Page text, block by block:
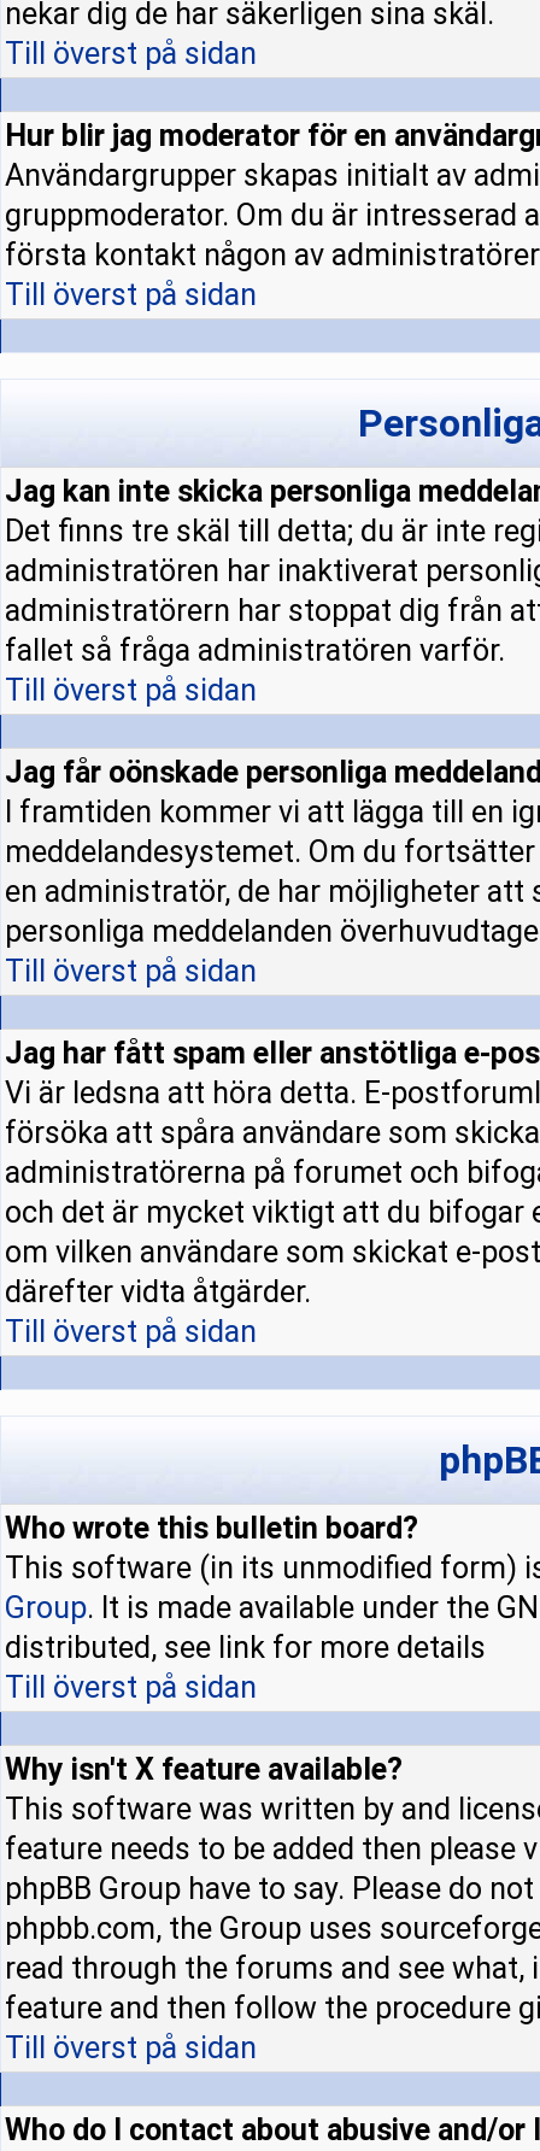
nekar dig de har säkerligen sina skäl.
Till överst på sidan
Hur blir jag moderator för en
Användargrupper skapas initialt av
gruppmoderator. Om du är intresserad
första kontakt någon av
Till överst på sidan
Jag kan inte skicka personliga
Det finns tre skäl till detta; du är inte
administratören har inaktiverat
administratörern har stoppat dig från
fallet så fråga administratören varför.
Till överst på sidan
Jag får oönskade personliga
I framtiden kommer vi att lägga till en
meddelandesystemet. Om du
en administratör, de har möjligheter
personliga meddelanden
Till överst på sidan
Jag har fått spam eller anstötliga e-
Vi är ledsna att höra detta. E-
försöka att spåra användare som
administratörerna på forumet och
och det är mycket viktigt att du bifogar
om vilken användare som skickat e-
därefter vidta åtgärder.
Till överst på sidan
Who wrote this bulletin board?
This software (in its unmodified form)
Group. It is made available under the
distributed, see link for more details
Till överst på sidan
Why isn't X feature available?
This software was written by and
feature needs to be added then please
phpBB Group have to say. Please do
phpbb.com, the Group uses
read through the forums and see
feature and then follow the procedure
Till överst på sidan
Who do I contact about abusive and/